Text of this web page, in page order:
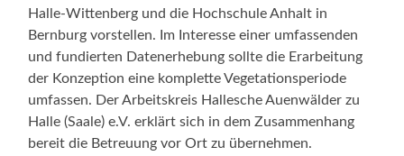
Halle-Wittenberg und die Hochschule Anhalt in
Bernburg vorstellen. Im Interesse einer umfassenden
und fundierten Datenerhebung sollte die Erarbeitung
der Konzeption eine komplette Vegetationsperiode
umfassen. Der Arbeitskreis Hallesche Auenwälder zu
Halle (Saale) e.V. erklärt sich in dem Zusammenhang
bereit die Betreuung vor Ort zu übernehmen.